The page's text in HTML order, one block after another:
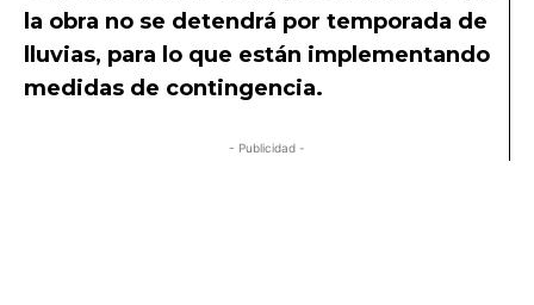
la obra no se detendrá por temporada de
lluvias, para lo que están implementando
medidas de contingencia.
- Publicidad -